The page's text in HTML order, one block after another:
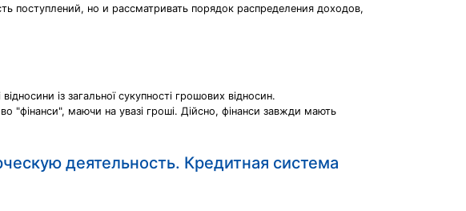
поступлений, но и рассматривать порядок распределения доходов,
із загальної сукупності грошових відносин.
"фінанси", маючи на увазі гроші. Дійсно, фінанси завжди мають
деятельность. Кредитная система